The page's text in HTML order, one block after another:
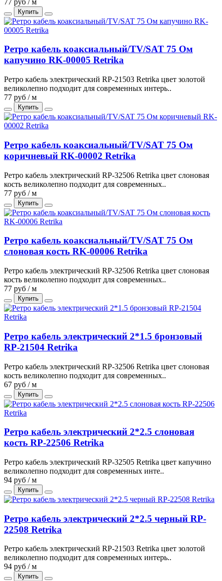
Купить
Ретро кабель коаксиальный/TV/SAT 75 Ом
капучино RK-00005 Retrika
Ретро кабель электрический RP-21503 Retrika цвет золотой
великолепно подходит для современных интерь..
77 руб / м
Купить
Ретро кабель коаксиальный/TV/SAT 75 Ом
коричневый RK-00002 Retrika
Ретро кабель электрический RP-32506 Retrika цвет слоновая
кость великолепно подходит для современных..
77 руб / м
Купить
Ретро кабель коаксиальный/TV/SAT 75 Ом
слоновая кость RK-00006 Retrika
Ретро кабель электрический RP-32506 Retrika цвет слоновая
кость великолепно подходит для современных..
77 руб / м
Купить
Ретро кабель электрический 2*1.5 бронзовый
RP-21504 Retrika
Ретро кабель электрический RP-32506 Retrika цвет слоновая
кость великолепно подходит для современных..
67 руб / м
Купить
Ретро кабель электрический 2*2.5 слоновая
кость RP-22506 Retrika
Ретро кабель электрический RP-32505 Retrika цвет капучино
великолепно подходит для современных инте..
94 руб / м
Купить
Ретро кабель электрический 2*2.5 черный RP-
22508 Retrika
Ретро кабель электрический RP-21503 Retrika цвет золотой
великолепно подходит для современных интерь..
94 руб / м
Купить